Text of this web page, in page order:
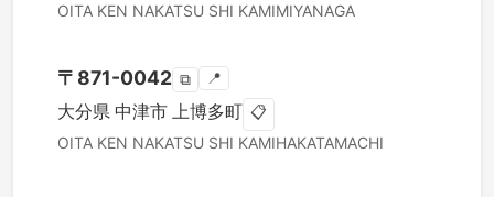
OITA KEN NAKATSU SHI KAMIMIYANAGA
〒 871-0042 ⧉ 📍
大分県 中津市 上博多町 📋
OITA KEN NAKATSU SHI KAMIHAKATAMACHI